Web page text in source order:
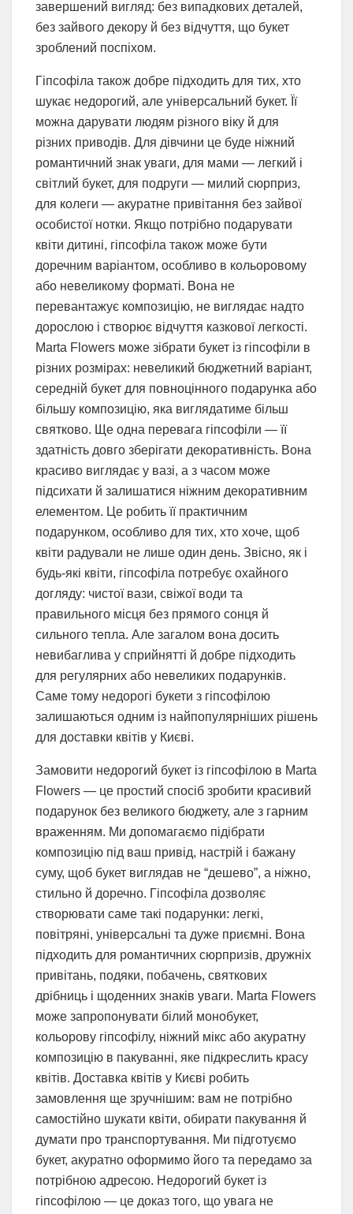
завершений вигляд: без випадкових деталей,
без зайвого декору й без відчуття, що букет
зроблений поспіхом.
Гіпсофіла також добре підходить для тих, хто
шукає недорогий, але універсальний букет. Її
можна дарувати людям різного віку й для
різних приводів. Для дівчини це буде ніжний
романтичний знак уваги, для мами — легкий і
світлий букет, для подруги — милий сюрприз,
для колеги — акуратне привітання без зайвої
особистої нотки. Якщо потрібно подарувати
квіти дитині, гіпсофіла також може бути
доречним варіантом, особливо в кольоровому
або невеликому форматі. Вона не
перевантажує композицію, не виглядає надто
дорослою і створює відчуття казкової легкості.
Marta Flowers може зібрати букет із гіпсофіли в
різних розмірах: невеликий бюджетний варіант,
середній букет для повноцінного подарунка або
більшу композицію, яка виглядатиме більш
святково. Ще одна перевага гіпсофіли — її
здатність довго зберігати декоративність. Вона
красиво виглядає у вазі, а з часом може
підсихати й залишатися ніжним декоративним
елементом. Це робить її практичним
подарунком, особливо для тих, хто хоче, щоб
квіти радували не лише один день. Звісно, як і
будь-які квіти, гіпсофіла потребує охайного
догляду: чистої вази, свіжої води та
правильного місця без прямого сонця й
сильного тепла. Але загалом вона досить
невибаглива у сприйнятті й добре підходить
для регулярних або невеликих подарунків.
Саме тому недорогі букети з гіпсофілою
залишаються одним із найпопулярніших рішень
для доставки квітів у Києві.
Замовити недорогий букет із гіпсофілою в Marta
Flowers — це простий спосіб зробити красивий
подарунок без великого бюджету, але з гарним
враженням. Ми допомагаємо підібрати
композицію під ваш привід, настрій і бажану
суму, щоб букет виглядав не “дешево”, а ніжно,
стильно й доречно. Гіпсофіла дозволяє
створювати саме такі подарунки: легкі,
повітряні, універсальні та дуже приємні. Вона
підходить для романтичних сюрпризів, дружніх
привітань, подяки, побачень, святкових
дрібниць і щоденних знаків уваги. Marta Flowers
може запропонувати білий монобукет,
кольорову гіпсофілу, ніжний мікс або акуратну
композицію в пакуванні, яке підкреслить красу
квітів. Доставка квітів у Києві робить
замовлення ще зручнішим: вам не потрібно
самостійно шукати квіти, обирати пакування й
думати про транспортування. Ми підготуємо
букет, акуратно оформимо його та передамо за
потрібною адресою. Недорогий букет із
гіпсофілою — це доказ того, що увага не